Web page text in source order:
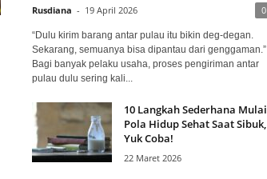
Rusdiana - 19 April 2026 0
“Dulu kirim barang antar pulau itu bikin deg-degan.
Sekarang, semuanya bisa dipantau dari genggaman.”
Bagi banyak pelaku usaha, proses pengiriman antar
pulau dulu sering kali...
10 Langkah Sederhana Mulai
Pola Hidup Sehat Saat Sibuk,
Yuk Coba!
22 Maret 2026